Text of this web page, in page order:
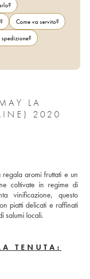
Come va servito?
LA
2020
regala aromi fruttati e un
coltivate in regime di
vinificazione, questo
piatti delicati e raffinati
salumi locali.
TENUTA: